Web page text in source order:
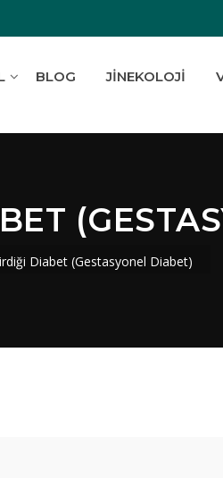
BLOG JINEKOLOJI
Diabet (Gestasyonel Diabet)